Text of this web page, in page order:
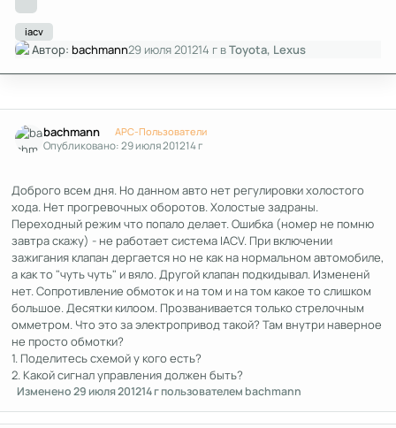
iacv
Автор: bachmann29 июля 201214 г вToyota, Lexus
bachmann APC-Пользователи
Опубликовано:29 июля 201214 г
Доброго всем дня. Но данном авто нет регулировки холостого
хода. Нет прогревочных оборотов. Холостые задраны.
Переходный режим что попало делает. Ошибка (номер не помню
завтра скажу) - не работает система IACV. При включении
зажигания клапан дергается но не как на нормальном автомобиле,
а как то "чуть чуть" и вяло. Другой клапан подкидывал. Измененй
нет. Сопротивление обмоток и на том и на том какое то слишком
большое. Десятки килоом. Прозванивается только стрелочным
омметром. Что это за электропривод такой? Там внутри наверное
не просто обмотки?
1. Поделитесь схемой у кого есть?
2. Какой сигнал управления должен быть?
Изменено29 июля 201214 гпользователем bachmann